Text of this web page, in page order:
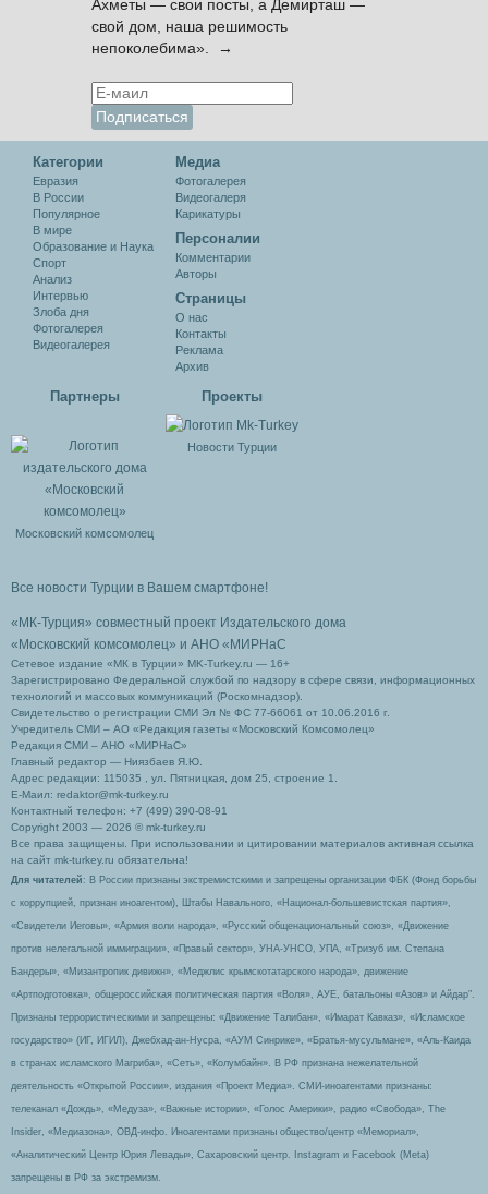
Ахметы — свои посты, а Демирташ —
свой дом, наша решимость
непоколебима». →
Категории
Евразия
В России
Популярное
В мире
Образование и Наука
Спорт
Анализ
Интервью
Злоба дня
Фотогалерея
Видеогалерея
Медиа
Фотогалерея
Видеогалеря
Карикатуры
Персоналии
Комментарии
Авторы
Cтраницы
О нас
Контакты
Реклама
Архив
Партнеры
Московский комсомолец
Проекты
Новости Турции
Все новости Турции в Вашем смартфоне!
«МК-Турция» совместный проект Издательского дома
«Московский комсомолец» и АНО «МИРНаС
Сетевое издание «МК в Турции» MK-Turkey.ru — 16+
Зарегистрировано Федеральной службой по надзору в сфере связи, информационных
технологий и массовых коммуникаций (Роскомнадзор).
Свидетельство о регистрации СМИ Эл № ФС 77-66061 от 10.06.2016 г.
Учредитель СМИ – АО «Редакция газеты «Московский Комсомолец»
Редакция СМИ – АНО «МИРНаС»
Главный редактор — Ниязбаев Я.Ю.
Адрес редакции: 115035 , ул. Пятницкая, дом 25, строение 1.
Е-Маил: redaktor@mk-turkey.ru
Контактный телефон: +7 (499) 390-08-91
Copyright 2003 — 2026 © mk-turkey.ru
Все права защищены. При использовании и цитировании материалов активная ссылка
на сайт mk-turkey.ru обязательна!
Для читателей : В России признаны экстремистскими и запрещены организации ФБК (Фонд борьбы
с коррупцией, признан иноагентом), Штабы Навального, «Национал-большевистская партия»,
«Свидетели Иеговы», «Армия воли народа», «Русский общенациональный союз», «Движение
против нелегальной иммиграции», «Правый сектор», УНА-УНСО, УПА, «Тризуб им. Степана
Бандеры», «Мизантропик дивижн», «Меджлис крымскотатарского народа», движение
«Артподготовка», общероссийская политическая партия «Воля», АУЕ, батальоны «Азов» и Айдар″.
Признаны террористическими и запрещены: «Движение Талибан», «Имарат Кавказ», «Исламское
государство» (ИГ, ИГИЛ), Джебхад-ан-Нусра, «АУМ Синрике», «Братья-мусульмане», «Аль-Каида
в странах исламского Магриба», «Сеть», «Колумбайн». В РФ признана нежелательной
деятельность «Открытой России», издания «Проект Медиа». СМИ-иноагентами признаны:
телеканал «Дождь», «Медуза», «Важные истории», «Голос Америки», радио «Свобода», The
Insider, «Медиазона», ОВД-инфо. Иноагентами признаны общество/центр «Мемориал»,
«Аналитический Центр Юрия Левады», Сахаровский центр. Instagram и Facebook (Metа)
запрещены в РФ за экстремизм.